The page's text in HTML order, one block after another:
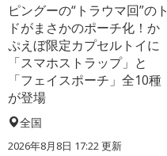
ピングーの“トラウマ回”のト
ドがまさかのポーチ化！か
ぷえぼ限定カプセルトイに
「スマホストラップ」と
「フェイスポーチ」全10種
が登場
全国
2026年8月8日 17:22更新